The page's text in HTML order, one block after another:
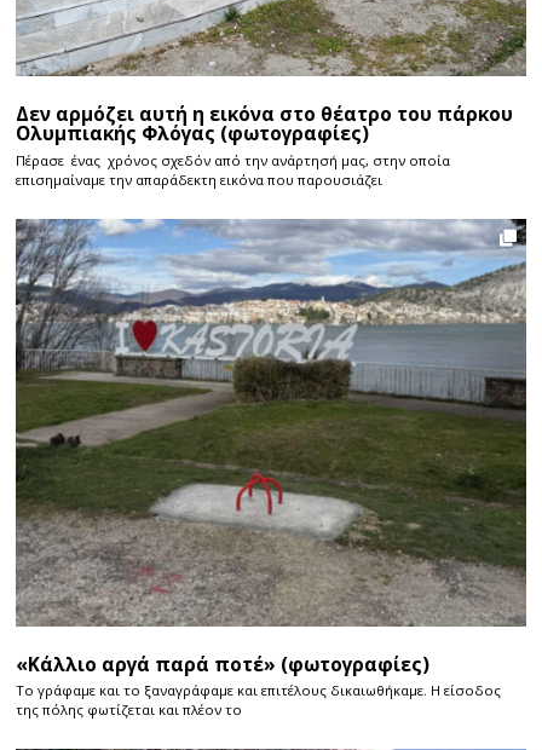
Δεν αρμόζει αυτή η εικόνα στο θέατρο του πάρκου
Ολυμπιακής Φλόγας (φωτογραφίες)
Πέρασε ένας χρόνος σχεδόν από την ανάρτησή μας, στην οποία
επισημαίναμε την απαράδεκτη εικόνα που παρουσιάζει
«Κάλλιο αργά παρά ποτέ» (φωτογραφίες)
Το γράφαμε και το ξαναγράφαμε και επιτέλους δικαιωθήκαμε. Η είσοδος
της πόλης φωτίζεται και πλέον το